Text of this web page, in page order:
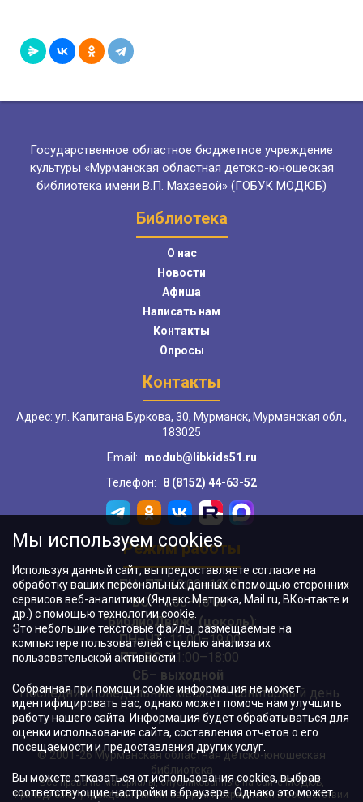
Государственное областное бюджетное учреждение
культуры «Мурманская областная детско-юношеская
библиотека имени В.П. Махаевой» (ГОБУК МОДЮБ)
Библиотека
О нас
Новости
Афиша
Написать нам
Контакты
Опросы
Контакты
Адрес: ул. Капитана Буркова, 30, Мурманск, Мурманская обл.,
183025
Email:
modub@libkids51.ru
Телефон:
8 (8152) 44-63-52
Режим работы
ПН–ПТ:10:00–18:00
ВС:11:00–18:00
"БиблиоДвиж" (цоколь):
ПН–ЧТ:11:00–19:00
ПТ, ВС:11:00–18:00
СБ– выходной
Последний понедельник месяца – санитарный день
© 2001-26 Мурманская областная детско-юношеская
библиотека
Все права на материалы, опубликованные на сайте МОДЮБ,
принадлежат учреждению и/или авторам и охраняются в соответствии
Мы используем cookies
Используя данный сайт, вы предоставляете согласие на
обработку ваших персональных данных с помощью сторонних
сервисов веб-аналитики (Яндекс.Метрика, Mail.ru, ВКонтакте и
др.) с помощью технологии cookie.
Это небольшие текстовые файлы, размещаемые на
компьютере пользователей с целью анализа их
пользовательской активности.
Собранная при помощи cookie информация не может
идентифицировать вас, однако может помочь нам улучшить
работу нашего сайта. Информация будет обрабатываться для
оценки использования сайта, составления отчетов о его
посещаемости и предоставления других услуг.
Вы можете отказаться от использования cookies, выбрав
соответствующие настройки в браузере. Однако это может